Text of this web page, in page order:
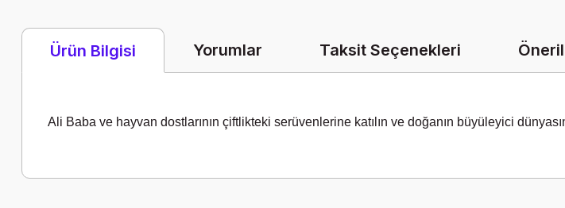
Ürün Bilgisi Yorumlar Taksit Seçenekleri
Ali Baba ve hayvan dostlarının çiftlikteki serüvenlerine katılın ve doğanın büyüleyici